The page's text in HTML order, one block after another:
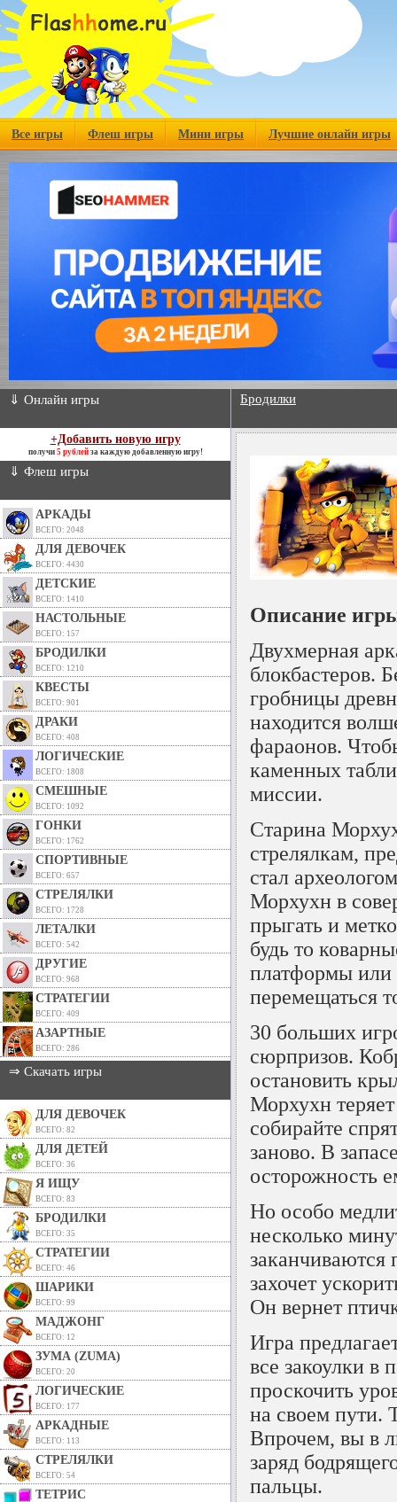
Все игры Флеш игры Мини игры Лучшие онлайн игры
⇓ Онлайн игры
+Добавить новую игру
получи 5 рублейза каждую добавленную игру!
⇓ Флеш игры
АРКАДЫ
ВСЕГО: 2048
ДЛЯ ДЕВОЧЕК
ВСЕГО: 4430
ДЕТСКИЕ
ВСЕГО: 1410
НАСТОЛЬНЫЕ
ВСЕГО: 157
БРОДИЛКИ
ВСЕГО: 1210
КВЕСТЫ
ВСЕГО: 901
ДРАКИ
ВСЕГО: 408
ЛОГИЧЕСКИЕ
ВСЕГО: 1808
СМЕШНЫЕ
ВСЕГО: 1092
ГОНКИ
ВСЕГО: 1762
СПОРТИВНЫЕ
ВСЕГО: 657
СТРЕЛЯЛКИ
ВСЕГО: 1728
ЛЕТАЛКИ
ВСЕГО: 542
ДРУГИЕ
ВСЕГО: 968
СТРАТЕГИИ
ВСЕГО: 409
АЗАРТНЫЕ
ВСЕГО: 286
⇒ Скачать игры
ДЛЯ ДЕВОЧЕК
ВСЕГО: 82
ДЛЯ ДЕТЕЙ
ВСЕГО: 36
Я ИЩУ
ВСЕГО: 83
БРОДИЛКИ
ВСЕГО: 35
СТРАТЕГИИ
ВСЕГО: 46
ШАРИКИ
ВСЕГО: 99
МАДЖОНГ
ВСЕГО: 12
ЗУМА (ZUMA)
ВСЕГО: 20
ЛОГИЧЕСКИЕ
ВСЕГО: 177
АРКАДНЫЕ
ВСЕГО: 113
СТРЕЛЯЛКИ
ВСЕГО: 54
ТЕТРИС
Бродилки
Описание
Двухмерная
блокбастеров.
гробницы
находится
фараонов.
каменных
миссии.
Старина
стрелялкам,
стал
Морхухн в
прыгать и
будь то
платформы или
перемещаться
30 больших
сюрпризов.
остановить
Морхухн
собирайте
заново. В
осторожность
Но особо
несколько
заканчиваются
захочет
Он вернет
Игра
все закоулки в
проскочить
на своем пути.
Впрочем, вы в
заряд
пальцы.